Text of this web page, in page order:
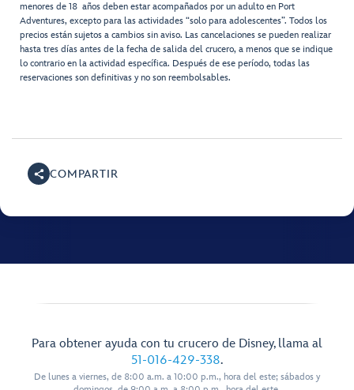
menores de 18 años deben estar acompañados por un adulto en Port
Adventures, excepto para las actividades “solo para adolescentes”. Todos los
precios están sujetos a cambios sin aviso. Las cancelaciones se pueden realizar
hasta tres días antes de la fecha de salida del crucero, a menos que se indique
lo contrario en la actividad específica. Después de ese período, todas las
reservaciones son definitivas y no son reembolsables.
COMPARTIR
Para obtener ayuda con tu crucero de Disney, llama al
51-016-429-338.
De lunes a viernes, de 8:00 a.m. a 10:00 p.m., hora del este; sábados y